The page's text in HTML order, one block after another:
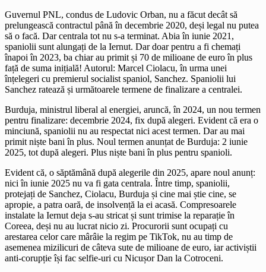
Guvernul PNL, condus de Ludovic Orban, nu a făcut decât să
prelungească contractul până în decembrie 2020, deși legal nu putea
să o facă. Dar centrala tot nu s-a terminat. Abia în iunie 2021,
spaniolii sunt alungați de la Iernut. Dar doar pentru a fi chemați
înapoi în 2023, ba chiar au primit și 70 de milioane de euro în plus
față de suma inițială! Autorul: Marcel Ciolacu, în urma unei
înțelegeri cu premierul socialist spaniol, Sanchez. Spaniolii lui
Sanchez ratează și următoarele termene de finalizare a centralei.
⁠Burduja, ministrul liberal al energiei, aruncă, în 2024, un nou termen
pentru finalizare: decembrie 2024, fix după alegeri. Evident că era o
minciună, spaniolii nu au respectat nici acest termen. Dar au mai
primit niște bani în plus. Noul termen anunțat de Burduja: 2 iunie
2025, tot după alegeri. Plus niște bani în plus pentru spanioli.
⁠Evident că, o săptămână după alegerile din 2025, apare noul anunț:
nici în iunie 2025 nu va fi gata centrala. Între timp, spaniolii,
protejați de Sanchez, Ciolacu, Burduja și cine mai știe cine, se
apropie, a patra oară, de insolvență la ei acasă. Compresoarele
instalate la Iernut deja s-au stricat și sunt trimise la reparație în
Coreea, deși nu au lucrat nicio zi. Procurorii sunt ocupați cu
arestarea celor care mârâie la regim pe TikTok, nu au timp de
asemenea mizilicuri de câteva sute de milioane de euro, iar activiștii
anti-corupție își fac selfie-uri cu Nicușor Dan la Cotroceni.